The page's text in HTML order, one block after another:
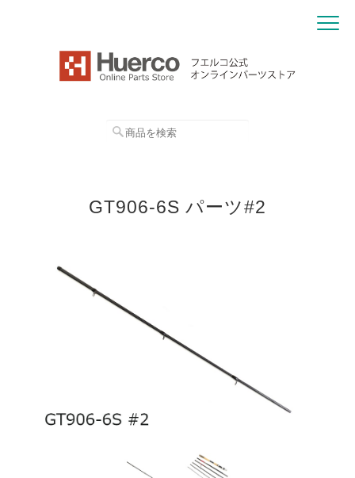
GT906-6S パーツ#2